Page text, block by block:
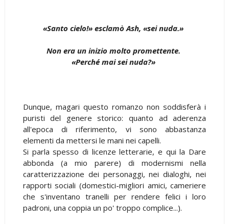
«Santo cielo!» esclamò Ash, «sei nuda.»
Non era un inizio molto promettente.
«Perché mai sei nuda?»
Dunque, magari questo romanzo non soddisferà i
puristi del genere storico: quanto ad aderenza
all'epoca di riferimento, vi sono abbastanza
elementi da mettersi le mani nei capelli.
Si parla spesso di licenze letterarie, e qui la Dare
abbonda (a mio parere) di modernismi nella
caratterizzazione dei personaggi, nei dialoghi, nei
rapporti sociali (domestici-migliori amici, cameriere
che s'inventano tranelli per rendere felici i loro
padroni, una coppia un po' troppo complice...).